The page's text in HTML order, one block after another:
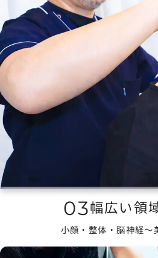
03幅広い領
小顔・整体・脳神経〜